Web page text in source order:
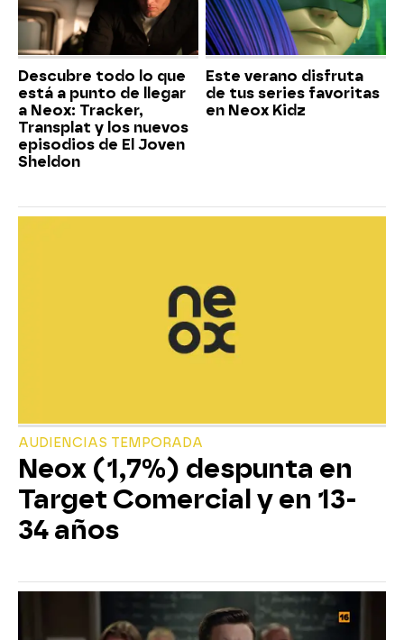
Descubre todo lo que
está a punto de llegar
a Neox: Tracker,
Transplat y los nuevos
episodios de El Joven
Sheldon
Este verano disfruta
de tus series favoritas
en Neox Kidz
AUDIENCIAS TEMPORADA
Neox (1,7%) despunta en
Target Comercial y en 13-
34 años